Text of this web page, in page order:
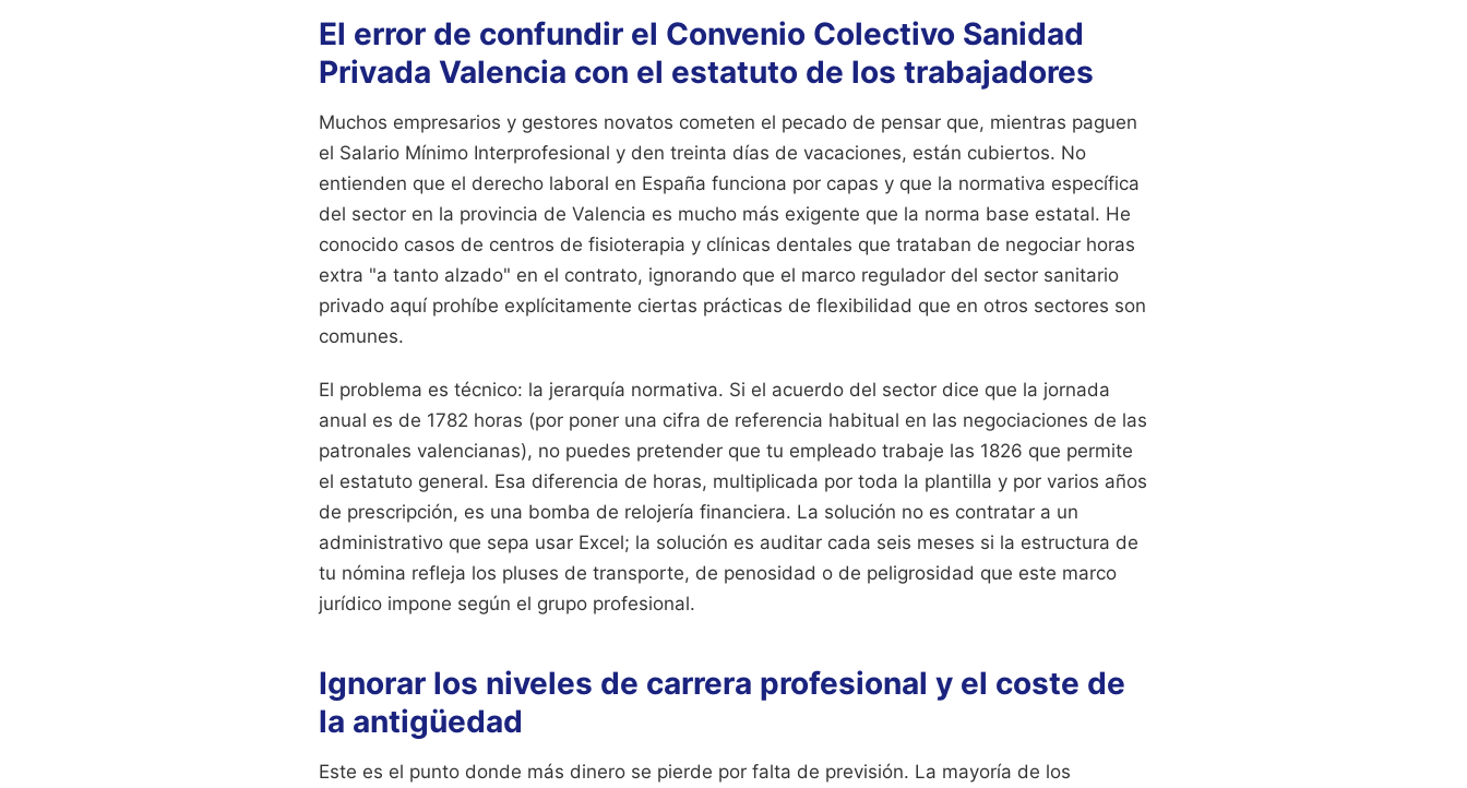
El error de confundir el Convenio Colectivo Sanidad
Privada Valencia con el estatuto de los trabajadores
Muchos empresarios y gestores novatos cometen el pecado de pensar que, mientras paguen
el Salario Mínimo Interprofesional y den treinta días de vacaciones, están cubiertos. No
entienden que el derecho laboral en España funciona por capas y que la normativa específica
del sector en la provincia de Valencia es mucho más exigente que la norma base estatal. He
conocido casos de centros de fisioterapia y clínicas dentales que trataban de negociar horas
extra "a tanto alzado" en el contrato, ignorando que el marco regulador del sector sanitario
privado aquí prohíbe explícitamente ciertas prácticas de flexibilidad que en otros sectores son
comunes.
El problema es técnico: la jerarquía normativa. Si el acuerdo del sector dice que la jornada
anual es de 1782 horas (por poner una cifra de referencia habitual en las negociaciones de las
patronales valencianas), no puedes pretender que tu empleado trabaje las 1826 que permite
el estatuto general. Esa diferencia de horas, multiplicada por toda la plantilla y por varios años
de prescripción, es una bomba de relojería financiera. La solución no es contratar a un
administrativo que sepa usar Excel; la solución es auditar cada seis meses si la estructura de
tu nómina refleja los pluses de transporte, de penosidad o de peligrosidad que este marco
jurídico impone según el grupo profesional.
Ignorar los niveles de carrera profesional y el coste de
la antigüedad
Este es el punto donde más dinero se pierde por falta de previsión. La mayoría de los